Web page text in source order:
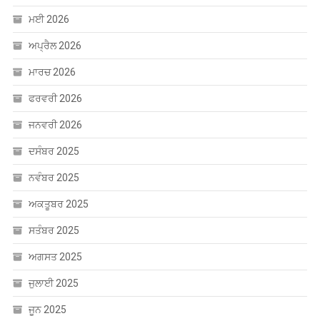
ਮਈ 2026
ਅਪ੍ਰੈਲ 2026
ਮਾਰਚ 2026
ਫਰਵਰੀ 2026
ਜਨਵਰੀ 2026
ਦਸੰਬਰ 2025
ਨਵੰਬਰ 2025
ਅਕਤੂਬਰ 2025
ਸਤੰਬਰ 2025
ਅਗਸਤ 2025
ਜੁਲਾਈ 2025
ਜੂਨ 2025